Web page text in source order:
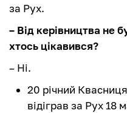
за Рух.
– Від керівництва не
хтось цікавився?
– Ні.
20 річний
відіграв за Рух 18